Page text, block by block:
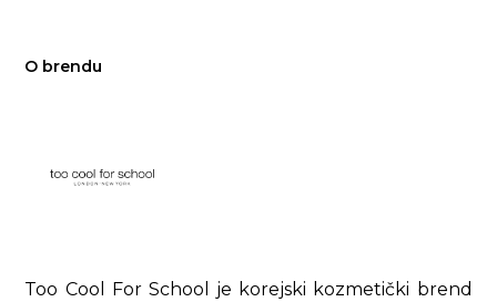
O brendu
Too Cool For School je korejski kozmetički brend